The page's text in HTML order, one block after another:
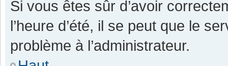
Si vous êtes sûr d’avoir
l’heure d’été, il se peut que le
problème à l’administrateur.